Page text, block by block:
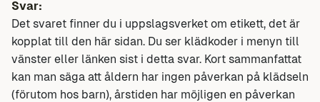
Svar:
Det svaret finner du i uppslagsverket om etikett, det är
kopplat till den här sidan. Du ser klädkoder i menyn till
vänster eller länken sist i detta svar. Kort sammanfattat
kan man säga att åldern har ingen påverkan på klädseln
(förutom hos barn), årstiden har möjligen en påverkan